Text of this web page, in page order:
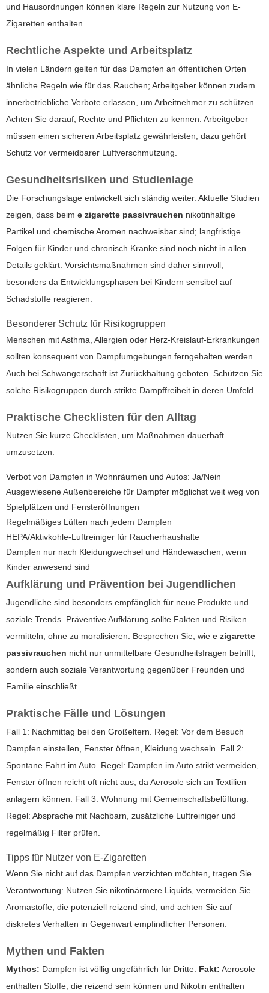
und Hausordnungen können klare Regeln zur Nutzung von E-
Zigaretten enthalten.
Rechtliche Aspekte und Arbeitsplatz
In vielen Ländern gelten für das Dampfen an öffentlichen Orten
ähnliche Regeln wie für das Rauchen; Arbeitgeber können zudem
innerbetriebliche Verbote erlassen, um Arbeitnehmer zu schützen.
Achten Sie darauf, Rechte und Pflichten zu kennen: Arbeitgeber
müssen einen sicheren Arbeitsplatz gewährleisten, dazu gehört
Schutz vor vermeidbarer Luftverschmutzung.
Gesundheitsrisiken und Studienlage
Die Forschungslage entwickelt sich ständig weiter. Aktuelle Studien
zeigen, dass beim e zigarette passivrauchen nikotinhaltige
Partikel und chemische Aromen nachweisbar sind; langfristige
Folgen für Kinder und chronisch Kranke sind noch nicht in allen
Details geklärt. Vorsichtsmaßnahmen sind daher sinnvoll,
besonders da Entwicklungsphasen bei Kindern sensibel auf
Schadstoffe reagieren.
Besonderer Schutz für Risikogruppen
Menschen mit Asthma, Allergien oder Herz-Kreislauf-Erkrankungen
sollten konsequent von Dampfumgebungen ferngehalten werden.
Auch bei Schwangerschaft ist Zurückhaltung geboten. Schützen Sie
solche Risikogruppen durch strikte Dampffreiheit in deren Umfeld.
Praktische Checklisten für den Alltag
Nutzen Sie kurze Checklisten, um Maßnahmen dauerhaft
umzusetzen:
Verbot von Dampfen in Wohnräumen und Autos: Ja/Nein
Ausgewiesene Außenbereiche für Dampfer möglichst weit weg von
Spielplätzen und Fensteröffnungen
Regelmäßiges Lüften nach jedem Dampfen
HEPA/Aktivkohle-Luftreiniger für Raucherhaushalte
Dampfen nur nach Kleidungwechsel und Händewaschen, wenn
Kinder anwesend sind
Aufklärung und Prävention bei Jugendlichen
Jugendliche sind besonders empfänglich für neue Produkte und
soziale Trends. Präventive Aufklärung sollte Fakten und Risiken
vermitteln, ohne zu moralisieren. Besprechen Sie, wie e zigarette
passivrauchen nicht nur unmittelbare Gesundheitsfragen betrifft,
sondern auch soziale Verantwortung gegenüber Freunden und
Familie einschließt.
Praktische Fälle und Lösungen
Fall 1: Nachmittag bei den Großeltern. Regel: Vor dem Besuch
Dampfen einstellen, Fenster öffnen, Kleidung wechseln. Fall 2:
Spontane Fahrt im Auto. Regel: Dampfen im Auto strikt vermeiden,
Fenster öffnen reicht oft nicht aus, da Aerosole sich an Textilien
anlagern können. Fall 3: Wohnung mit Gemeinschaftsbelüftung.
Regel: Absprache mit Nachbarn, zusätzliche Luftreiniger und
regelmäßig Filter prüfen.
Tipps für Nutzer von E-Zigaretten
Wenn Sie nicht auf das Dampfen verzichten möchten, tragen Sie
Verantwortung: Nutzen Sie nikotinärmere Liquids, vermeiden Sie
Aromastoffe, die potenziell reizend sind, und achten Sie auf
diskretes Verhalten in Gegenwart empfindlicher Personen.
Mythen und Fakten
Mythos: Dampfen ist völlig ungefährlich für Dritte. Fakt: Aerosole
enthalten Stoffe, die reizend sein können und Nikotin enthalten